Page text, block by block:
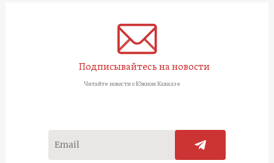
Подписывайтесь на новости
Читайте новости о Южном Кавказе